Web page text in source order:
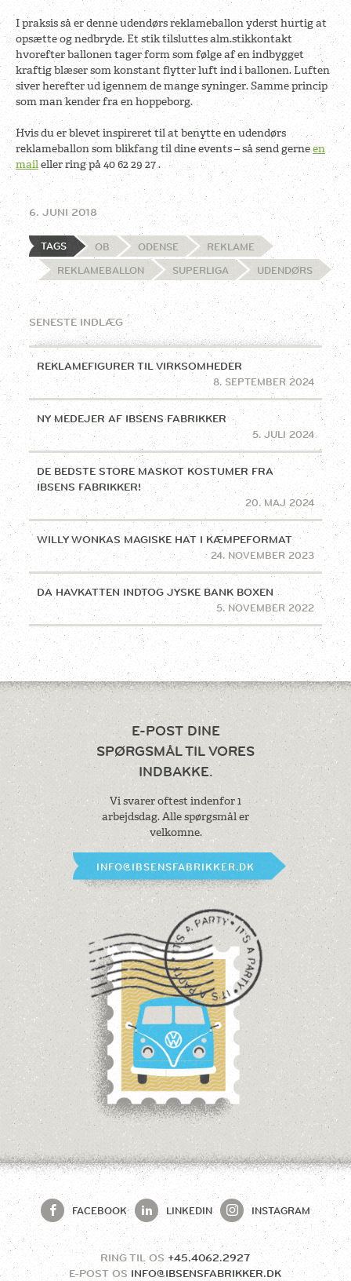
I praksis så er denne udendørs reklameballon yderst hurtig at
opsætte og nedbryde. Et stik tilsluttes alm.stikkontakt
hvorefter ballonen tager form som følge af en indbygget
kraftig blæser som konstant flytter luft ind i ballonen. Luften
siver herefter ud igennem de mange syninger. Samme princip
som man kender fra en hoppeborg.
Hvis du er blevet inspireret til at benytte en udendørs
reklameballon som blikfang til dine events – så send gerneen
maileller ring på 40 62 29 27 .
6. JUNI 2018
TAGS OB ODENSE
REKLAME
REKLAMEBALLON
SUPERLIGA UDENDØRS
SENESTE INDLÆG
REKLAMEFIGURER TIL VIRKSOMHEDER
8. SEPTEMBER 2024
NY MEDEJER AF IBSENS FABRIKKER
5. JULI 2024
DE BEDSTE STORE MASKOT KOSTUMER FRA
IBSENS FABRIKKER!
20. MAJ 2024
WILLY WONKAS MAGISKE HAT I KÆMPEFORMAT
24. NOVEMBER 2023
DA HAVKATTEN INDTOG JYSKE BANK BOXEN
5. NOVEMBER 2022
E-POST DINE
SPØRGSMÅLTIL VORES
INDBAKKE.
Vi svarer oftest indenfor 1
arbejdsdag.Alle spørgsmål er
velkomne.
INFO@IBSENSFABRIKKER.DK
FACEBOOK LINKEDIN INSTAGRAM
RING TIL OS +45.4062.2927
E-POST OS INFO@IBSENSFABRIKKER.DK